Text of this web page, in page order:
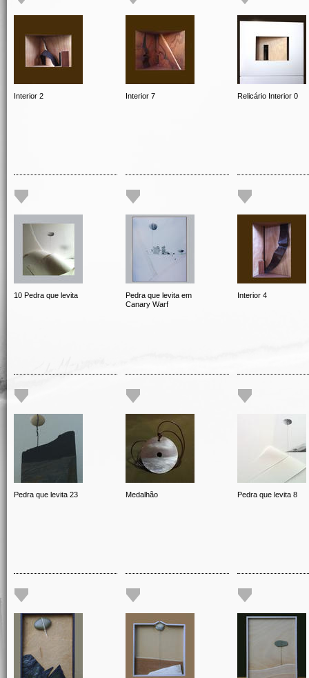
Interior 2 Interior 7 Relicário Interior 0
10 Pedra que levita
Pedra que levita em
Canary Warf
Interior 4
Pedra que levita 23 Medalhão Pedra que levita 8